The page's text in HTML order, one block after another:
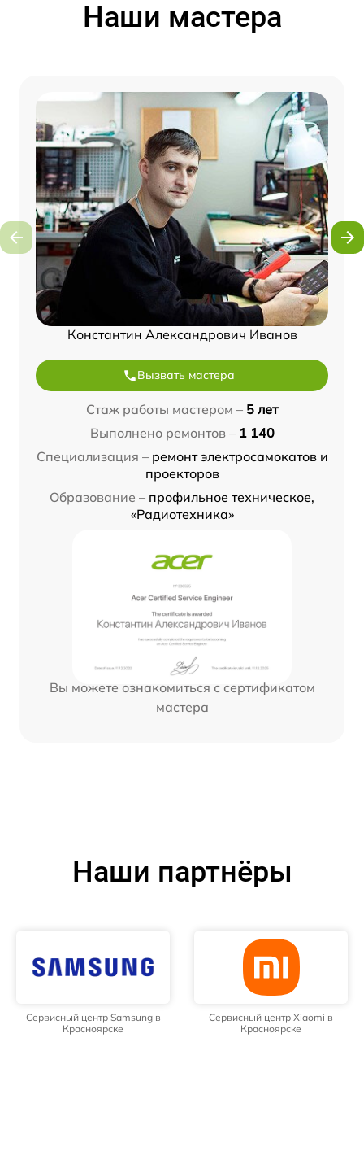
Наши мастера
Константин Александрович Иванов
Вызвать мастера
Стаж работы мастером – 5 лет
Выполнено ремонтов – 1 140
Специализация – ремонт электросамокатов и
проекторов
Образование – профильное техническое,
«Радиотехника»
Вы можете ознакомиться с сертификатом
мастера
Наши партнёры
Сервисный центр Samsung в
Красноярске
Сервисный центр Xiaomi в
Красноярске